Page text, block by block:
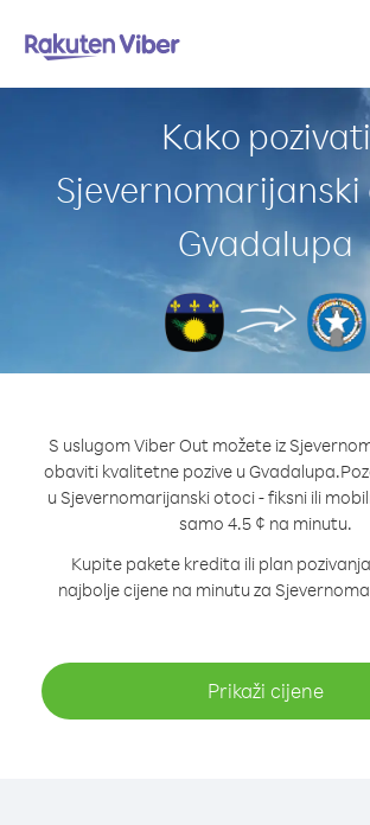
Kako pozivati
Sjevernomarijanski
Gvadalupa
S uslugom Viber Out možete iz
obaviti kvalitetne pozive u Gvadalupa.
u Sjevernomarijanski otoci - fiksni ili
samo 4.5 ¢ na minutu.
Kupite pakete kredita ili plan
najbolje cijene na minutu za
Prikaži cijene